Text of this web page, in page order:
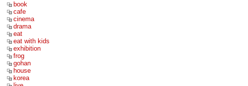
book
cafe
cinema
drama
eat
eat with kids
exhibition
frog
gohan
house
korea